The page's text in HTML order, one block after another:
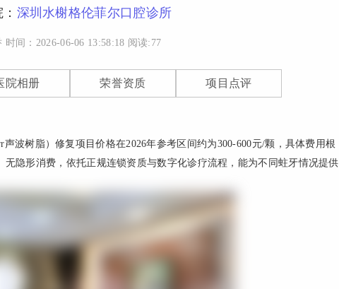
深圳水榭格伦菲尔口腔诊所
时间：2026-06-06 13:58:18 阅读: 77
院相册 荣誉资质 项目点评
波树脂）修复项目价格在2026年参考区间约为300-600元/颗，具体费用根
隐形消费，依托正规连锁资质与数字化诊疗流程，能为不同蛀牙情况提供
体简介内容，我将据此生成
50字左右的描述。
2026-08-06 12:03:12